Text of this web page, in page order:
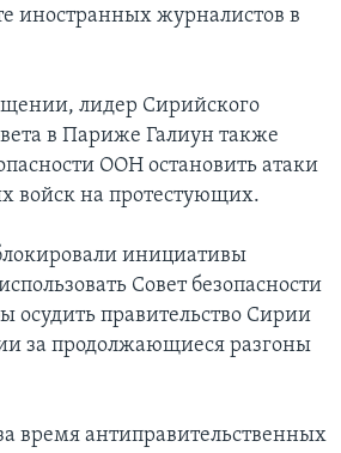
иностранных журналистов в
лидер Сирийского
в Париже Галиун также
ООН остановить атаки
войск на протестующих.
инициативы
Совет безопасности
осудить правительство Сирии
за продолжающиеся разгоны
время антиправительственных